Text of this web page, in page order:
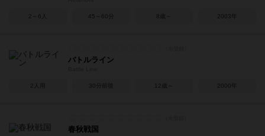
2～6人 45～60分 8歳～ 2003年
バトルライン
2人用 30分前後 12歳～ 2000年
春秋戦国